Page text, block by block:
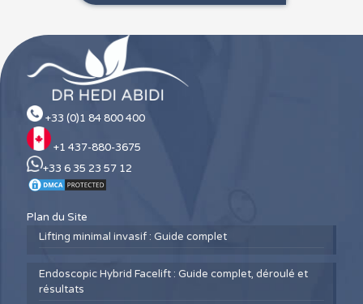
+33 (0)1 84 800 400
+1 437-880-3675
+33 6 35 23 57 12
Plan du Site
Lifting minimal invasif : Guide complet
Endoscopic Hybrid Facelift : Guide complet, déroulé et
résultats